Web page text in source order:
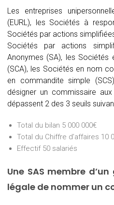
Les entreprises
(EURL), les Sociétés à
Sociétés par actions
Sociétés par actions
Anonymes (SA), les
(SCA), les Sociétés en nom
en commandite simple
désigner un commissaire
dépassent 2 des 3 seuils
Total du bilan 5 000 000€
Total du Chiffre d’affaires 10
Effectif 50 salariés
Une SAS membre
légale de nommer un